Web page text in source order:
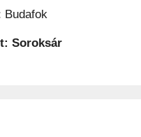
Budafok
Soroksár